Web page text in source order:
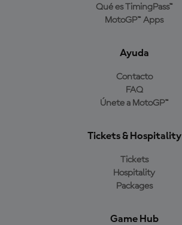
Qué es TimingPass™
MotoGP™ Apps
Ayuda
Contacto
FAQ
Únete a MotoGP™
Tickets & Hospitality
Tickets
Hospitality
Packages
Game Hub